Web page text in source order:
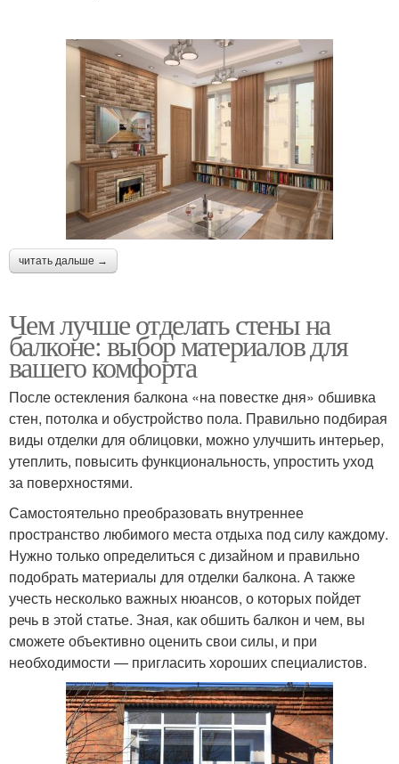
читать дальше →
Чем лучше отделать стены на
балконе: выбор материалов для
вашего комфорта
После остекления балкона «на повестке дня» обшивка
стен, потолка и обустройство пола. Правильно подбирая
виды отделки для облицовки, можно улучшить интерьер,
утеплить, повысить функциональность, упростить уход
за поверхностями.
Самостоятельно преобразовать внутреннее
пространство любимого места отдыха под силу каждому.
Нужно только определиться с дизайном и правильно
подобрать материалы для отделки балкона. А также
учесть несколько важных нюансов, о которых пойдет
речь в этой статье. Зная, как обшить балкон и чем, вы
сможете объективно оценить свои силы, и при
необходимости — пригласить хороших специалистов.